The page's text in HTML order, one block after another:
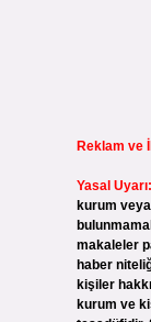
Reklam ve
Yasal Uyarı:
kurum
makaleler
haber
kişiler
kurum ve